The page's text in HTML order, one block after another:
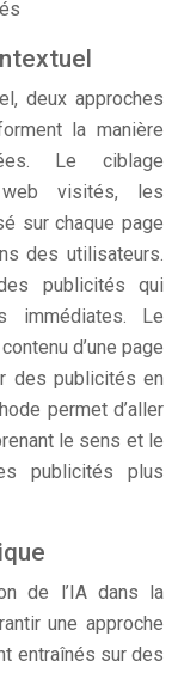
deux approches
la manière
Le ciblage
visités, les
sur chaque page
des utilisateurs.
publicités qui
immédiates. Le
d’une page
des publicités en
permet d’aller
le sens et le
publicités plus
de l’IA dans la
une approche
entraînés sur des